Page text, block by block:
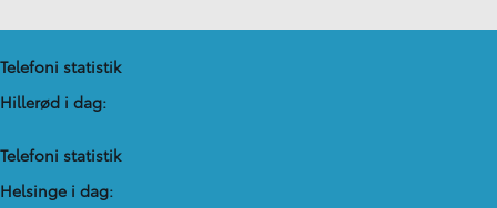
Telefoni statistik
Hillerød i dag:
Telefoni statistik
Helsinge i dag: